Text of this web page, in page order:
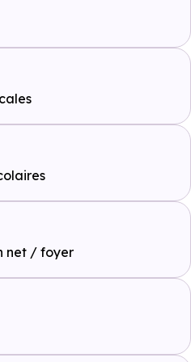
à pied
Saint Joseph Praz Sur
des Eterlous Praz Sur
net / foyer